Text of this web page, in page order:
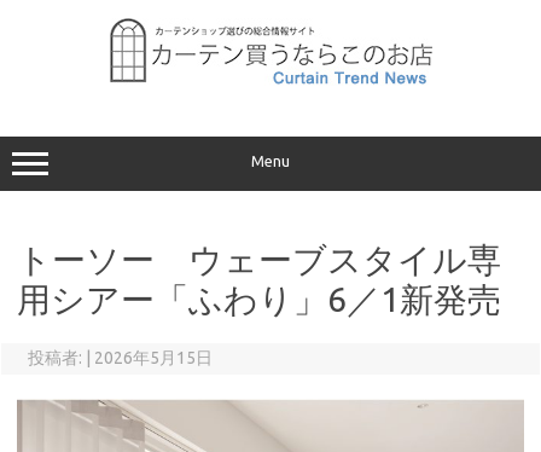
ッ
プ
Menu
トーソー ウェーブスタイル専
用シアー「ふわり」6／1新発売
投稿者: 2026年5月15日